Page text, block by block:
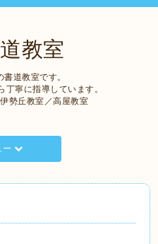
教室
道教室です。
寧に指導しています。
勢丘教室／高屋教室
ー